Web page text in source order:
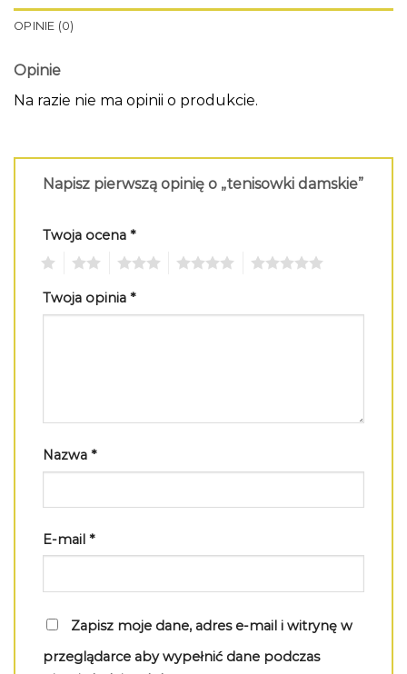
OPINIE (0)
Opinie
Na razie nie ma opinii o produkcie.
Napisz pierwszą opinię o „tenisowki damskie”
Twoja ocena *
Twoja opinia *
Nazwa *
E-mail *
Zapisz moje dane, adres e-mail i witrynę w
przeglądarce aby wypełnić dane podczas